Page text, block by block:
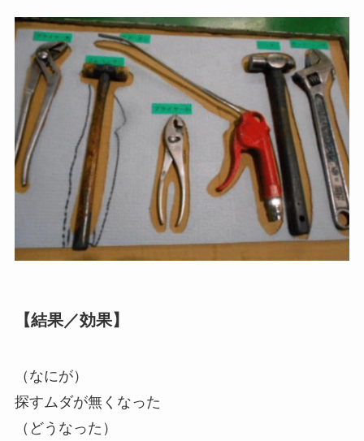
【結果／効果】
（なにが）
探すムダが無くなった
（どうなった）